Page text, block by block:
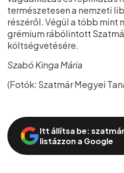
természetesen a nemzeti
részéről. Végül a több mint
grémium rábólintott
költségvetésére.
Szabó Kinga Mária
(Fotók: Szatmár Megyei
Itt állítsa be:
listázzon a Google